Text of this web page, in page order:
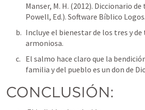
Manser, M. H. (2012). Diccionario
Powell, Ed.). Software Bíblico Logos.
Incluye el bienestar de los tres y
armoniosa.
El salmo hace claro que la
familia y del pueblo es un don de
CONCLUSIÓN: